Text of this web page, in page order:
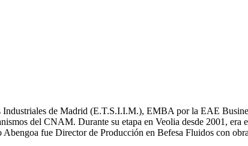
de Madrid (E.T.S.I.I.M.), EMBA por la EAE
del CNAM. Durante su etapa en Veolia desde 2001,
fue Director de Producción en Befesa Fluidos con